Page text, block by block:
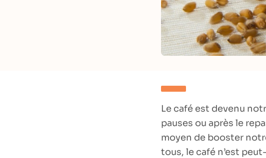
Le café est devenu
pauses ou après le
moyen de booster
tous, le café n’est